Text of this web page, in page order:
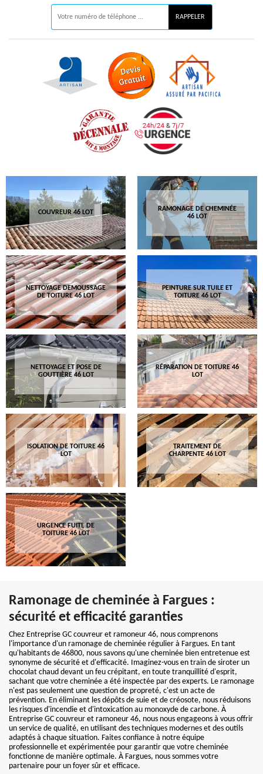
COUVREUR 46 LOT
RAMONAGE DE CHEMINÉE
46 LOT
NETTOYAGE DEMOUSSAGE
DE TOITURE 46 LOT
PEINTURE SUR TUILE ET
TOITURE 46 LOT
NETTOYAGE ET POSE DE
GOUTTIÈRE 46 LOT
RÉPARATION DE TOITURE 46
LOT
ISOLATION DE TOITURE 46
LOT
TRAITEMENT DE
CHARPENTE 46 LOT
URGENCE FUITE DE
TOITURE 46 LOT
Ramonage de cheminée à Fargues :
sécurité et efficacité garanties
Chez Entreprise GC couvreur et ramoneur 46, nous comprenons
l'importance d'un ramonage de cheminée régulier à Fargues. En tant
qu'habitants de 46800, nous savons qu'une cheminée bien entretenue est
synonyme de sécurité et d'efficacité. Imaginez-vous en train de siroter un
chocolat chaud devant un feu crépitant, en toute tranquillité d'esprit,
sachant que votre cheminée a été inspectée par des experts. Le ramonage
n'est pas seulement une question de propreté, c'est un acte de
prévention. En éliminant les dépôts de suie et de créosote, nous réduisons
les risques d'incendie et d'intoxication au monoxyde de carbone. À
Entreprise GC couvreur et ramoneur 46, nous nous engageons à vous offrir
un service de qualité, en utilisant des techniques modernes et des outils
adaptés à chaque situation. Faites confiance à notre équipe
professionnelle et expérimentée pour garantir que votre cheminée
fonctionne de manière optimale. À Fargues, nous sommes votre
partenaire pour un foyer sûr et efficace.